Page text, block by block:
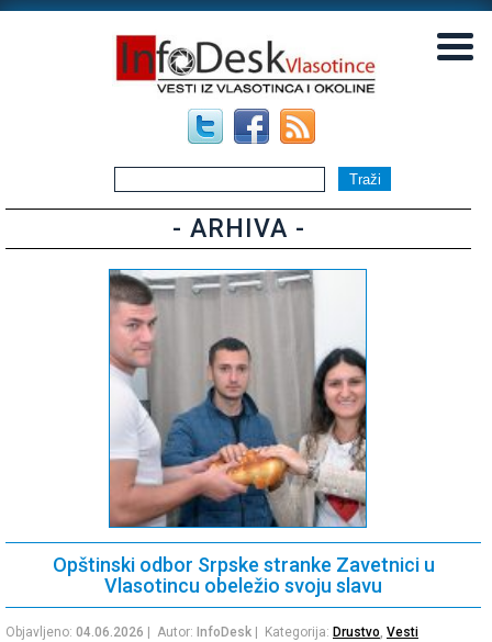
- ARHIVA -
Opštinski odbor Srpske stranke Zavetnici u
Vlasotincu obeležio svoju slavu
Objavljeno: 04.06.2026 | Autor: InfoDesk | Kategorija: Drustvo, Vesti